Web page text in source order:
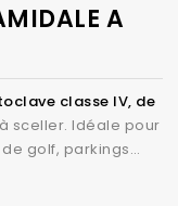
A
classe IV, de
sceller. Idéale pour
golf, parkings…